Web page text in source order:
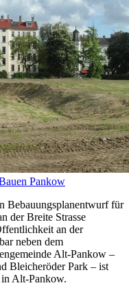
Pankow
Bebauungsplanentwurf für
der Breite Strasse
an der
neben dem
Alt-Pankow –
Bleicheröder Park – ist
Alt-Pankow.